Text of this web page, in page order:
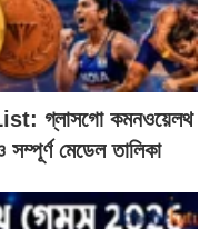
গ্লাসগো কমনওয়েলথ
মেডেল তালিকা